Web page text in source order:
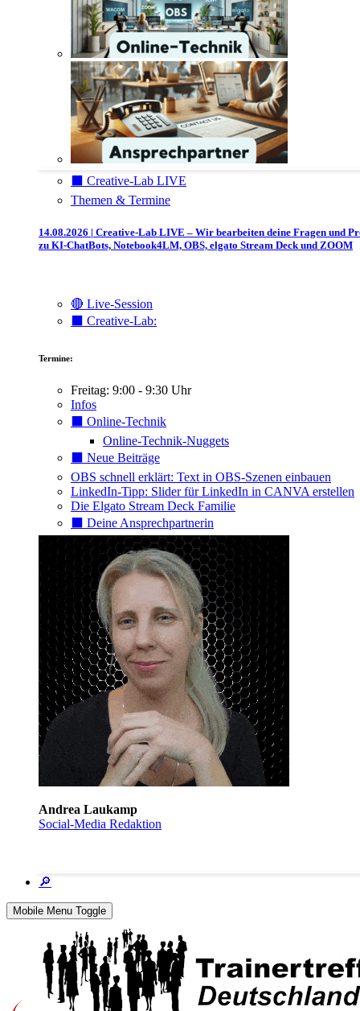
⬛️ Creative-Lab LIVE
Themen & Termine
14.08.2026 | Creative-Lab LIVE – Wir bearbeiten deine Fragen und
zu KI-ChatBots, Notebook4LM, OBS, elgato Stream Deck und ZOOM
🔴 Live-Session
⬛️ Creative-Lab:
Termine:
Freitag: 9:00 - 9:30 Uhr
Infos
⬛️ Online-Technik
Online-Technik-Nuggets
⬛️ Neue Beiträge
OBS schnell erklärt: Text in OBS-Szenen einbauen
LinkedIn-Tipp: Slider für LinkedIn in CANVA erstellen
Die Elgato Stream Deck Familie
⬛️ Deine Ansprechpartnerin
Andrea Laukamp
Social-Media Redaktion
🔎
Mobile Menu Toggle